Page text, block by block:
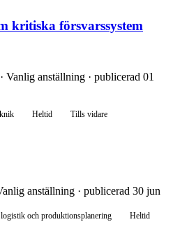
kritiska försvarssystem
Vanlig anställning · publicerad 01
Heltid Tills vidare
anställning · publicerad 30 jun
och produktionsplanering
Heltid